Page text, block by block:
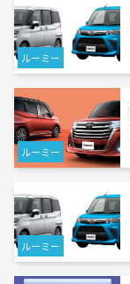
ルーミー
ルーミー
ルーミー